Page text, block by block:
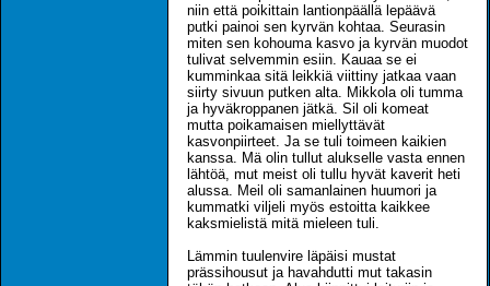
niin että poikittain lantionpäällä lepäävä
putki painoi sen kyrvän kohtaa. Seurasin
miten sen kohouma kasvo ja kyrvän muodot
tulivat selvemmin esiin. Kauaa se ei
kumminkaa sitä leikkiä viittiny jatkaa vaan
siirty sivuun putken alta. Mikkola oli tumma
ja hyväkroppanen jätkä. Sil oli komeat
mutta poikamaisen miellyttävät
kasvonpiirteet. Ja se tuli toimeen kaikien
kanssa. Mä olin tullut alukselle vasta ennen
lähtöä, mut meist oli tullu hyvät kaverit heti
alussa. Meil oli samanlainen huumori ja
kummatki viljeli myös estoitta kaikkee
kaksmielistä mitä mieleen tuli.
Lämmin tuulenvire läpäisi mustat
prässihousut ja havahdutti mut takasin